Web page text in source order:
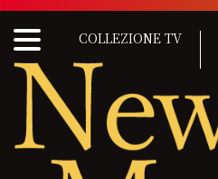
Skip
content
COLLEZIONE TV